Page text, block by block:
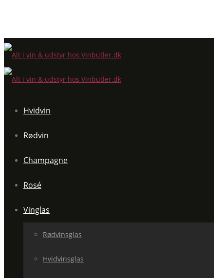
Hvidvin
Rødvin
Champagne
Rosé
Vinglas
Rødvinsglas
Hvidvinsglas